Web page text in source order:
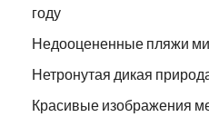
году
Недооцененные пляжи
Нетронутая дикая
Красивые изображения